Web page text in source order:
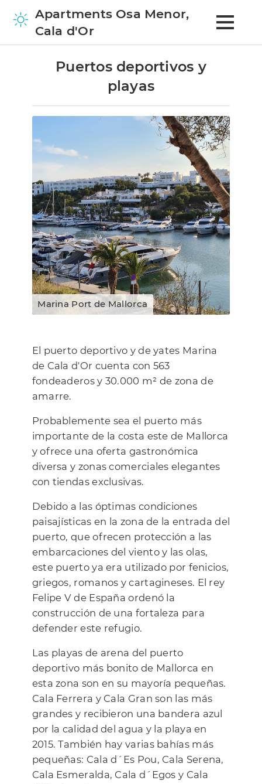
Apartments Osa Menor,
Cala d'Or
Apartamentos
Entorno
Excursiones en Mallorca
Fiestas, celebraciones y mercados
Puertos deportivos y playas
Deporte y actividades
Contacto
Puertos deportivos y
playas
Marina Port de Mallorca
El puerto deportivo y de yates Marina
de Cala d'Or cuenta con 563
fondeaderos y 30.000 m² de zona de
amarre.
Probablemente sea el puerto más
importante de la costa este de Mallorca
y ofrece una oferta gastronómica
diversa y zonas comerciales elegantes
con tiendas exclusivas.
Debido a las óptimas condiciones
paisajísticas en la zona de la entrada del
puerto, que ofrecen protección a las
embarcaciones del viento y las olas,
este puerto ya era utilizado por fenicios,
griegos, romanos y cartagineses. El rey
Felipe V de España ordenó la
construcción de una fortaleza para
defender este refugio.
Las playas de arena del puerto
deportivo más bonito de Mallorca en
esta zona son en su mayoría pequeñas.
Cala Ferrera y Cala Gran son las más
grandes y recibieron una bandera azul
por la calidad del agua y la playa en
2015. También hay varias bahías más
pequeñas: Cala d´Es Pou, Cala Serena,
Cala Esmeralda, Cala d´Egos y Cala